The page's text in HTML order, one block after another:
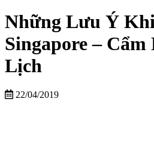
Những Lưu Ý
Singapore – Cẩm
Lịch
22/04/2019